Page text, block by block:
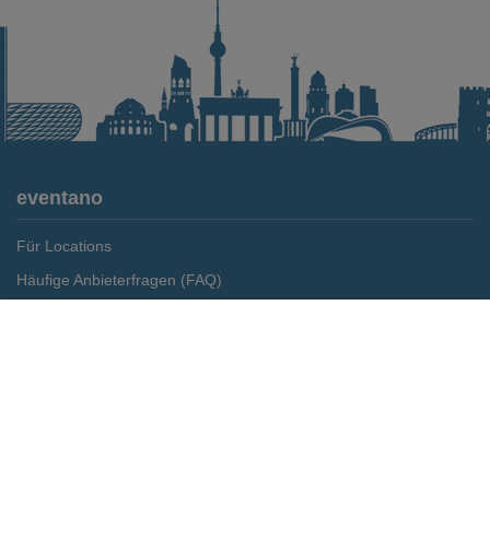
eventano
Für Locations
Häufige Anbieterfragen (FAQ)